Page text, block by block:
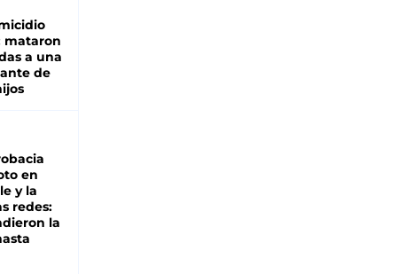
mataron
a una
de
en
y la
redes:
la